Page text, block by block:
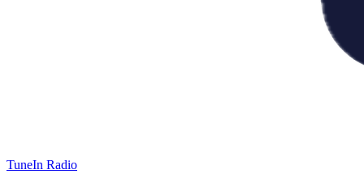
TuneIn Radio